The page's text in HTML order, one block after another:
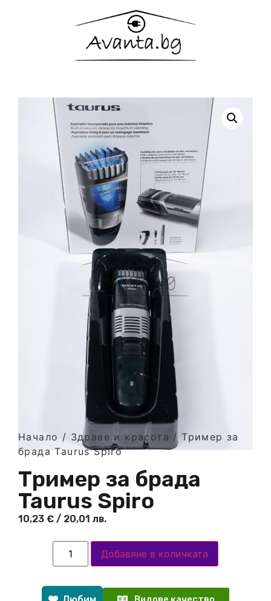
Начало / Здраве и красота / Тример за
брада Taurus Spiro
Тример за брада
Taurus Spiro
10,23 € / 20,01 лв.
Добавяне в количката